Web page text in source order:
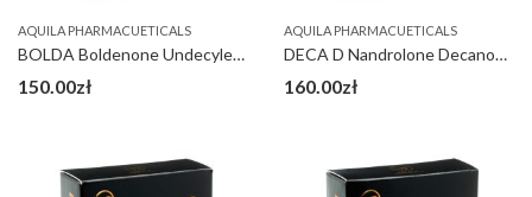
AQUILA PHARMACUETICALS
BOLDA Boldenone Undecylenate 300 mg
150.00zł
AQUILA PHARMACUETICALS
DECA D Nandrolone Decanoate 300 mg
160.00zł